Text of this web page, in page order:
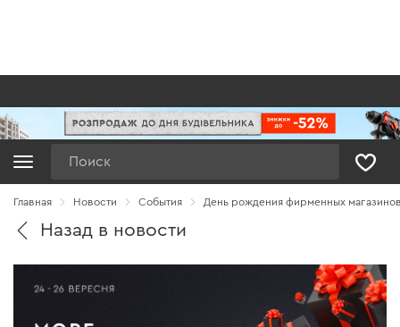
Главная Новости Cобытия День рождения фирменных
Назад в новости